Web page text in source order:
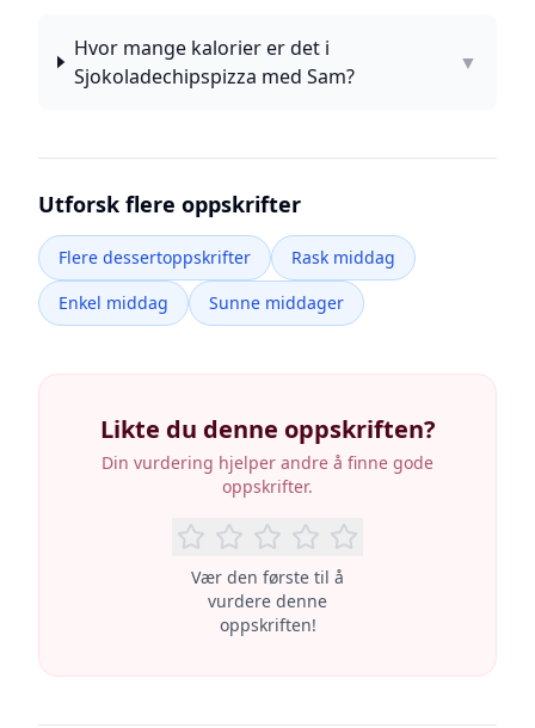
Hvor mange kalorier er det i
Sjokoladechipspizza med Sam?
▼
Utforsk flere oppskrifter
Flere dessertoppskrifter
Rask middag
Enkel middag
Sunne middager
Likte du denne oppskriften?
Din vurdering hjelper andre å finne gode
oppskrifter.
Vær den første til å
vurdere denne
oppskriften!